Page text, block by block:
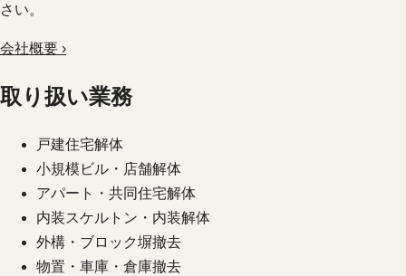
さい。
会社概要 ›
取り扱い業務
戸建住宅解体
小規模ビル・店舗解体
アパート・共同住宅解体
内装スケルトン・内装解体
外構・ブロック塀撤去
物置・車庫・倉庫撤去